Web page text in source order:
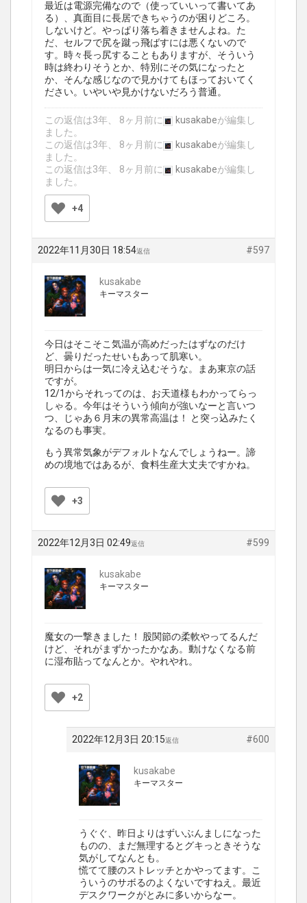
最近は電源完備なので（使っていいって書いてあ
る）、真面目に長居できちゃうのが困りどころ。
しないけど。やっぱり落ち着きませんよね。た
だ、セルフで尻を蹴っ飛ばすには悪くないので
す。時々長っ尻することもありますが、そういう
時は終わりそうとか、特別にその気になったと
か、そんな感じなので見かけてもほっておいてく
ださい。いやいや見かけないだろう普通。
この返信は3年、 8ヶ月前に kusakabeが編集し
ました。
この返信は3年、 8ヶ月前に
kusakabeが編集し
ました。
この返信は3年、 8ヶ月前に
kusakabeが編集し
ました。
+4
2022年11月30日 18:54 #597
返信
kusakabe
キーマスター
今日はそこそこ気温が高めだったはずなのだけ
ど、曇りだったせいもあって肌寒い。
明日からは一気に冷え込むそうな。まあ東京の話
ですが。
12/1からそれってのは、お天道様もわかってらっ
しゃる。今年はそういう傾向が強いなーと言いつ
つ、じゃあ６月末の異常高温は！ と突っ込みたく
なるのも事実。
もう異常気象がデフォルトなんでしょうねー。諦
めの境地ではあるが、食料生産大丈夫ですかね。
+3
2022年12月3日 02:49 #599
返信
kusakabe
キーマスター
魔女の一撃きました！ 股関節の柔軟やってるんだ
けど、それがまずかったかなあ。動けなくなる前
に湿布貼ってなんとか。やれやれ。
+2
2022年12月3日 20:15 #600
返信
kusakabe
キーマスター
うぐぐ、昨日よりはずいぶんましになった
ものの、まだ無理するとグキっときそうな
気がしてなんとも。
慌てて腰のストレッチとかやってます。こ
ういうのサボるのよくないですねえ。最近
デスクワークがとみに多いからなー。